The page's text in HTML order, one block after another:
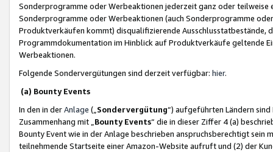
Sonderprogramme oder Werbeaktionen jederzeit ganz oder
Sonderprogramme oder Werbeaktionen (auch Sonderprogramme
Produktverkäufen kommt) disqualifizierende Ausschlusstatbestände,
Programmdokumentation im Hinblick auf Produktverkäufe geltende
Werbeaktionen.
Folgende Sondervergütungen sind derzeit verfügbar: hier.
(a) Bounty Events
In den in derAnlage („ Sondervergütung“) aufgeführten Ländern
Zusammenhang mit „ Bounty Events“ die in dieser Ziffer 4 (a)
Bounty Event wie in der Anlage beschrieben anspruchsberechtigt sein
teilnehmende Startseite einer Amazon-Website aufruft und (2) der